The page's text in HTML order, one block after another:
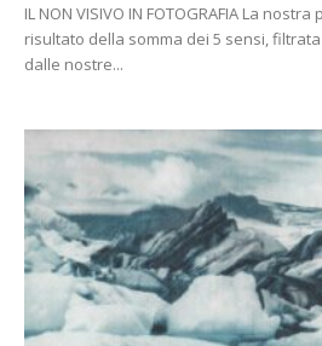
IL NON VISIVO IN FOTOGRAFIA La
risultato della somma dei 5 sensi,
dalle nostre...